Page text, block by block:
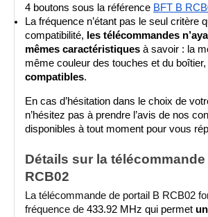
4 boutons sous la référence BFT B
La fréquence n’étant pas le seul critère
compatibilité, les télécommandes
mêmes caractéristiques à savoir : la
même couleur des touches et du boîtier,
compatibles.
En cas d’hésitation dans le choix de
n’hésitez pas à prendre l’avis de nos
disponibles à tout moment pour vous
Détails sur la télécommande
RCB02
La télécommande de portail B RCB02
fréquence de 433.92 MHz qui permet